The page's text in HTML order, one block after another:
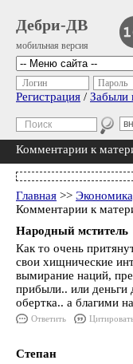
Дебри-ДВ
мобильная версия
Логин Пароль
Регистрация / Забыли
Комментарии к
Главная >>
Комментарии к
Народный мститель
Как то очень
свои хищнические
вымирание наций,
прибыли.. или деньги
обертка.. а благими
Ответить
Степан